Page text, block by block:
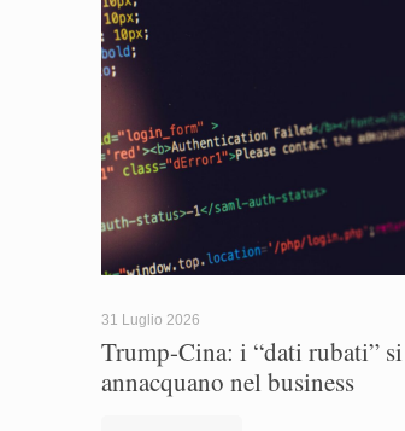
31 Luglio 2026
Trump-Cina: i “dati rubati” si
annacquano nel business